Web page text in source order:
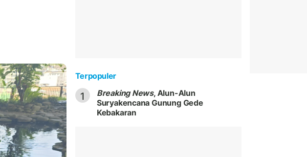
Terpopuler
1 Breaking News, Alun-Alun
Suryakencana Gunung Gede
Kebakaran